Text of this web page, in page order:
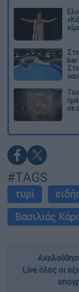
bar
σε
#TAGS
τυρί
Βασιλιάς
Live όλες οι